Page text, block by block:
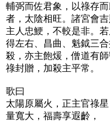
輔弼而佐君象，以祿存
者，太陰相旺。諸宮會
主人忠鯁，不較是非。
得左右、昌曲、魁鉞三
殺，亦主飽煖，僧道有
祿封贈，加殺主平常。
歌曰
太陽原屬火，正主官祿
量寬大，福壽享遐齡，